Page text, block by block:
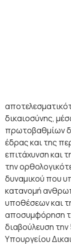
δικαιοσύνης,
πρωτοβαθμίων
έδρας και της
επιτάχυνση και
την
δυναμικού που
κατανομή
υποθέσεων και
αποσυμφόρηση
διαβούλευση
Υπουργείου